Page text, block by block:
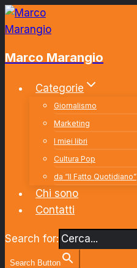
Salta
al
Marco Marangio
Categorie
Giornalismo
Marketing
I miei libri
Cultura Pop
da “Il Fatto Quotidiano”
Chi sono
Contatti
Search for:
Search Button